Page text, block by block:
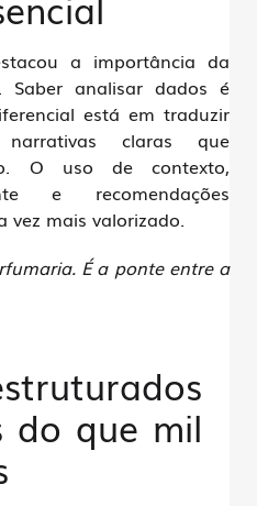
a importância da
. Saber analisar dados é
está em traduzir
claras que
O uso de contexto,
e recomendações
vez mais valorizado.
É a ponte entre a
do que mil